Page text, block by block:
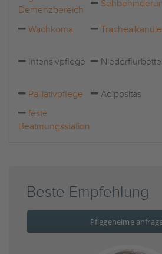
Demenzbereich
Wachkoma
Trachealkanüle
Intensivpflege
Palliativpflege
Adipositas
feste
Beatmungsstation
Beste Empfehlung
Pflegeheime